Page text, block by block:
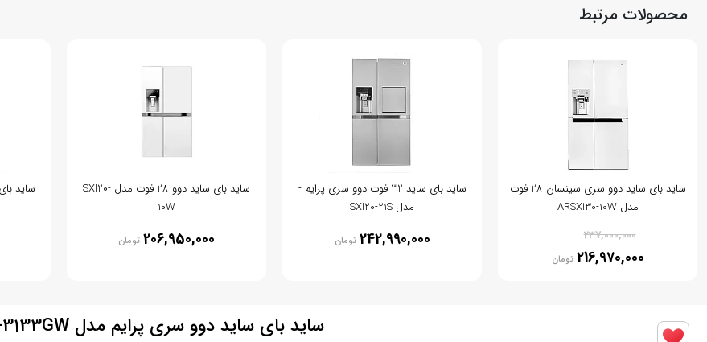
محصولات مرتبط
ساید بای ساید دوو سری سینسان 28 فوت
مدل ARSXi30-10W
237,000,000
216,970,000 تومان
ساید بای ساید 32 فوت دوو سری پرایم -
مدل SXI20-21S
242,990,000 تومان
ساید بای ساید دوو 28 فوت مدل SXI20-
10W
206,950,000 تومان
ساید بای ساید دوو سری پرایم مدل D2S-3133GW